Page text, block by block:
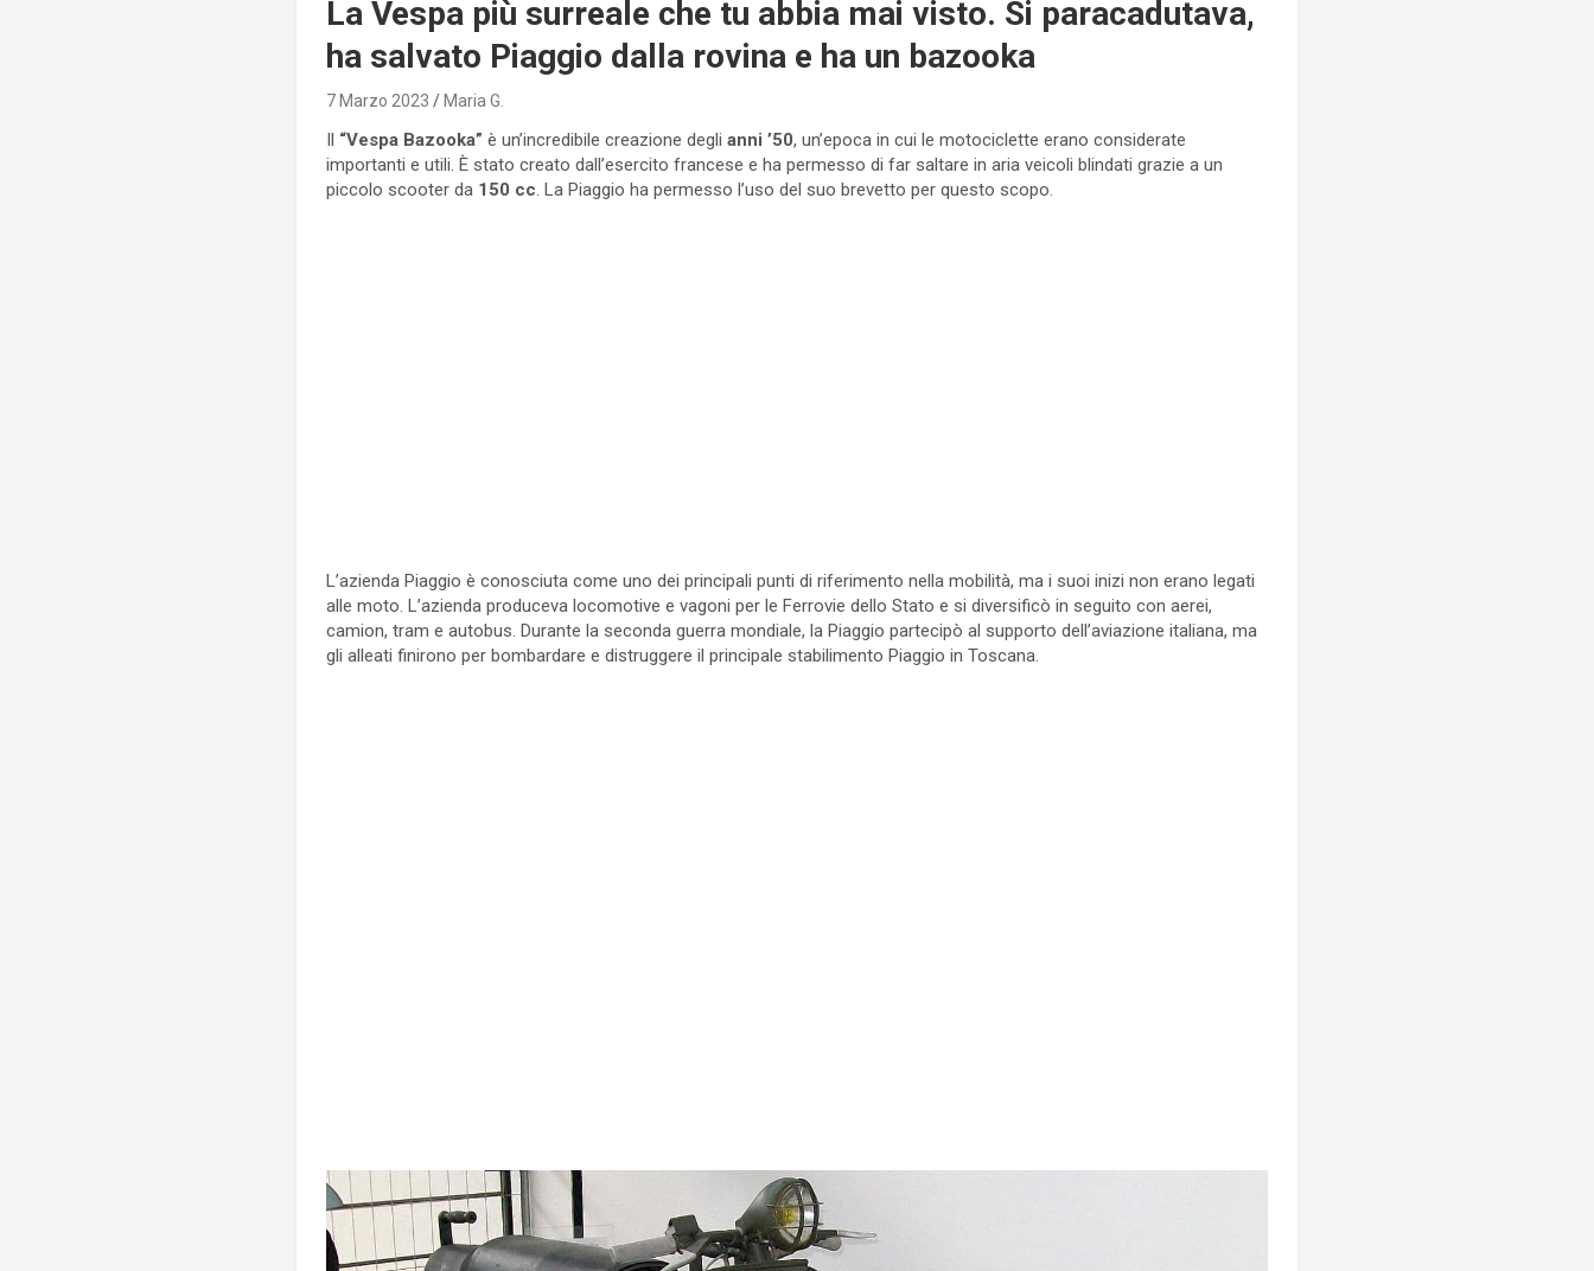
La Vespa più surreale che tu abbia mai visto. Si paracadutava,
ha salvato Piaggio dalla rovina e ha un bazooka
7 Marzo 2023 Maria G.
Il “Vespa Bazooka” è un’incredibile creazione deglianni ’50, un’epoca in cui le motociclette erano considerate
importanti e utili. È stato creato dall’esercito francese e ha permesso di far saltare in aria veicoli blindati grazie a un
piccolo scooter da 150 cc. La Piaggio ha permesso l’uso del suo brevetto per questo scopo.
L’azienda Piaggio è conosciuta come uno dei principali punti di riferimento nella mobilità, ma i suoi inizi non erano legati
alle moto. L’azienda produceva locomotive e vagoni per le Ferrovie dello Stato e si diversificò in seguito con aerei,
camion, tram e autobus. Durante la seconda guerra mondiale, la Piaggio partecipò al supporto dell’aviazione italiana, ma
gli alleati finirono per bombardare e distruggere il principale stabilimento Piaggio in Toscana.